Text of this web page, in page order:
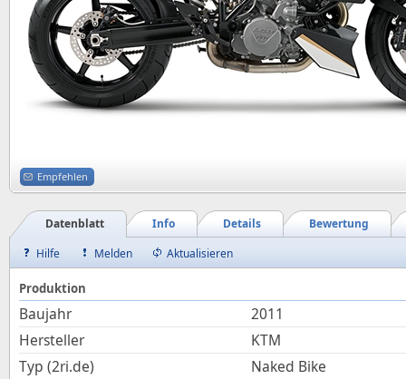
Empfehlen
Bewertung
Details
Info
Datenblatt
Hilfe
Melden Aktualisieren
Produktion
Baujahr
2011
Hersteller
KTM
Typ (2ri.de)
Naked Bike